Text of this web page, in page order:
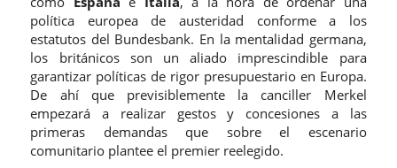
política europea de austeridad conforme a los
estatutos del Bundesbank. En la mentalidad germana,
los británicos son un aliado imprescindible para
garantizar políticas de rigor presupuestario en Europa.
De ahí que previsiblemente la canciller Merkel
empezará a realizar gestos y concesiones a las
primeras demandas que sobre el escenario
comunitario plantee el premier reelegido.